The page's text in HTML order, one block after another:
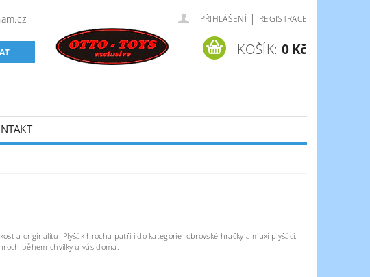
PŘIHLÁŠENÍ | REGISTRACE
KOŠÍK: 0 Kč
a originalitu. Plyšák hrocha patří i do kategorie obrovské hračky a maxi plyšáci.
během chvilky u vás doma.